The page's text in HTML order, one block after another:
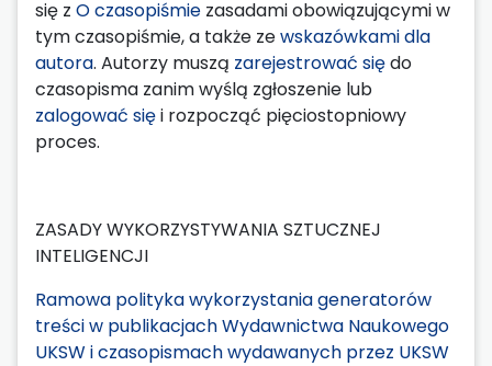
się z O czasopiśmie zasadami obowiązującymi w
tym czasopiśmie, a także zewskazówkami dla
autora. Autorzy muszą zarejestrować siędo
czasopisma zanim wyślą zgłoszenie lub
zalogować sięi rozpocząć pięciostopniowy
proces.
ZASADY WYKORZYSTYWANIA SZTUCZNEJ
INTELIGENCJI
Ramowa polityka wykorzystania generatorów
treści w publikacjach Wydawnictwa Naukowego
UKSW i czasopismach wydawanych przez UKSW